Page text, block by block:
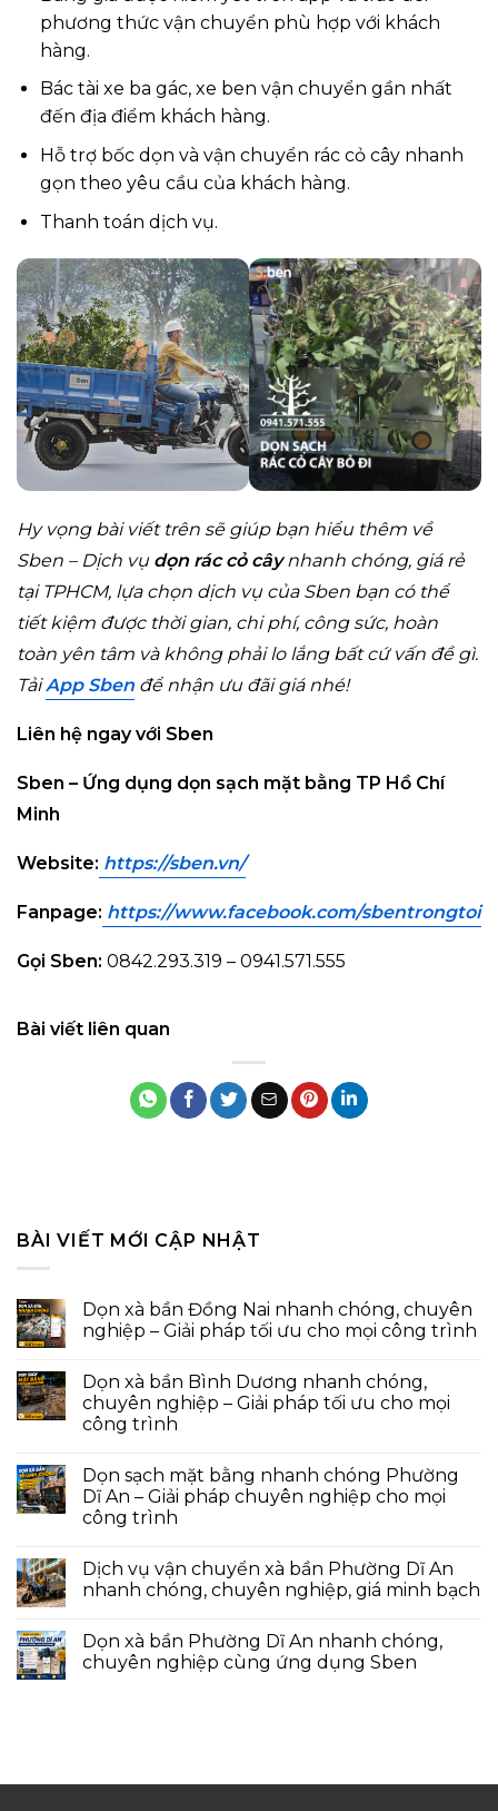
phương thức vận chuyển phù hợp với khách
hàng.
Bác tài xe ba gác, xe ben vận chuyển gần nhất
đến địa điểm khách hàng.
Hỗ trợ bốc dọn và vận chuyển rác cỏ cây nhanh
gọn theo yêu cầu của khách hàng.
Thanh toán dịch vụ.
Hy vọng bài viết trên sẽ giúp bạn hiểu thêm về
Sben – Dịch vụ dọn rác cỏ câynhanh chóng, giá rẻ
tại TPHCM, lựa chọn dịch vụ của Sben bạn có thể
tiết kiệm được thời gian, chi phí, công sức, hoàn
toàn yên tâm và không phải lo lắng bất cứ vấn đề gì.
TảiApp Sben để nhận ưu đãi giá nhé!
Liên hệ ngay với Sben
Sben – Ứng dụng dọn sạch mặt bằng TP Hồ Chí
Minh
Website: https://sben.vn/
Fanpage: https://www.facebook.com/sbentrongtoi
Gọi Sben: 0842.293.319 – 0941.571.555
Bài viết liên quan
BÀI VIẾT MỚI CẬP NHẬT
Dọn xà bần Đồng Nai nhanh chóng, chuyên
nghiệp – Giải pháp tối ưu cho mọi công trình
Dọn xà bần Bình Dương nhanh chóng,
chuyên nghiệp – Giải pháp tối ưu cho mọi
công trình
Dọn sạch mặt bằng nhanh chóng Phường
Dĩ An – Giải pháp chuyên nghiệp cho mọi
công trình
Dịch vụ vận chuyển xà bần Phường Dĩ An
nhanh chóng, chuyên nghiệp, giá minh bạch
Dọn xà bần Phường Dĩ An nhanh chóng,
chuyên nghiệp cùng ứng dụng Sben